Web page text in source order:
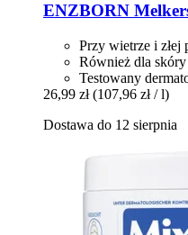
ENZBORN
Przy wietrze i złej
Również dla
Testowany
26,99 zł (107,96 zł / l)
Dostawa do 12 sierpnia